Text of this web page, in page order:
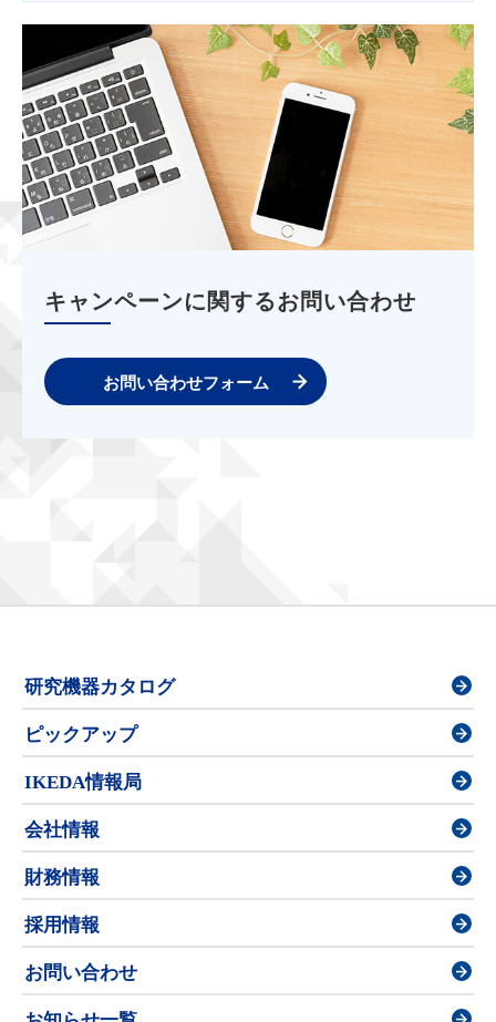
キャンペーンに関するお問い合わせ
お問い合わせフォーム
研究機器カタログ
ピックアップ
IKEDA情報局
会社情報
財務情報
採用情報
お問い合わせ